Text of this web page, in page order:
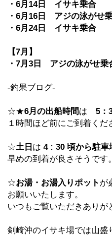
・6月14日 イサキ乗合
・6月16日 アジの泳がせ
・6月24日 イサキ乗合
【7月】
・7月3日 アジの泳がせ乗
-釣果ブログ-
☆★6月の出船時間は 5：
１時間ほど前にご到着くだ
☆土日 は 4 : 30 頃から駐車
早めの到着が良さそうです。
☆お湯・お湯入りポット が
お願いいたします。
いつもご覧いただきありが
剣崎沖のイサキ場では山盛